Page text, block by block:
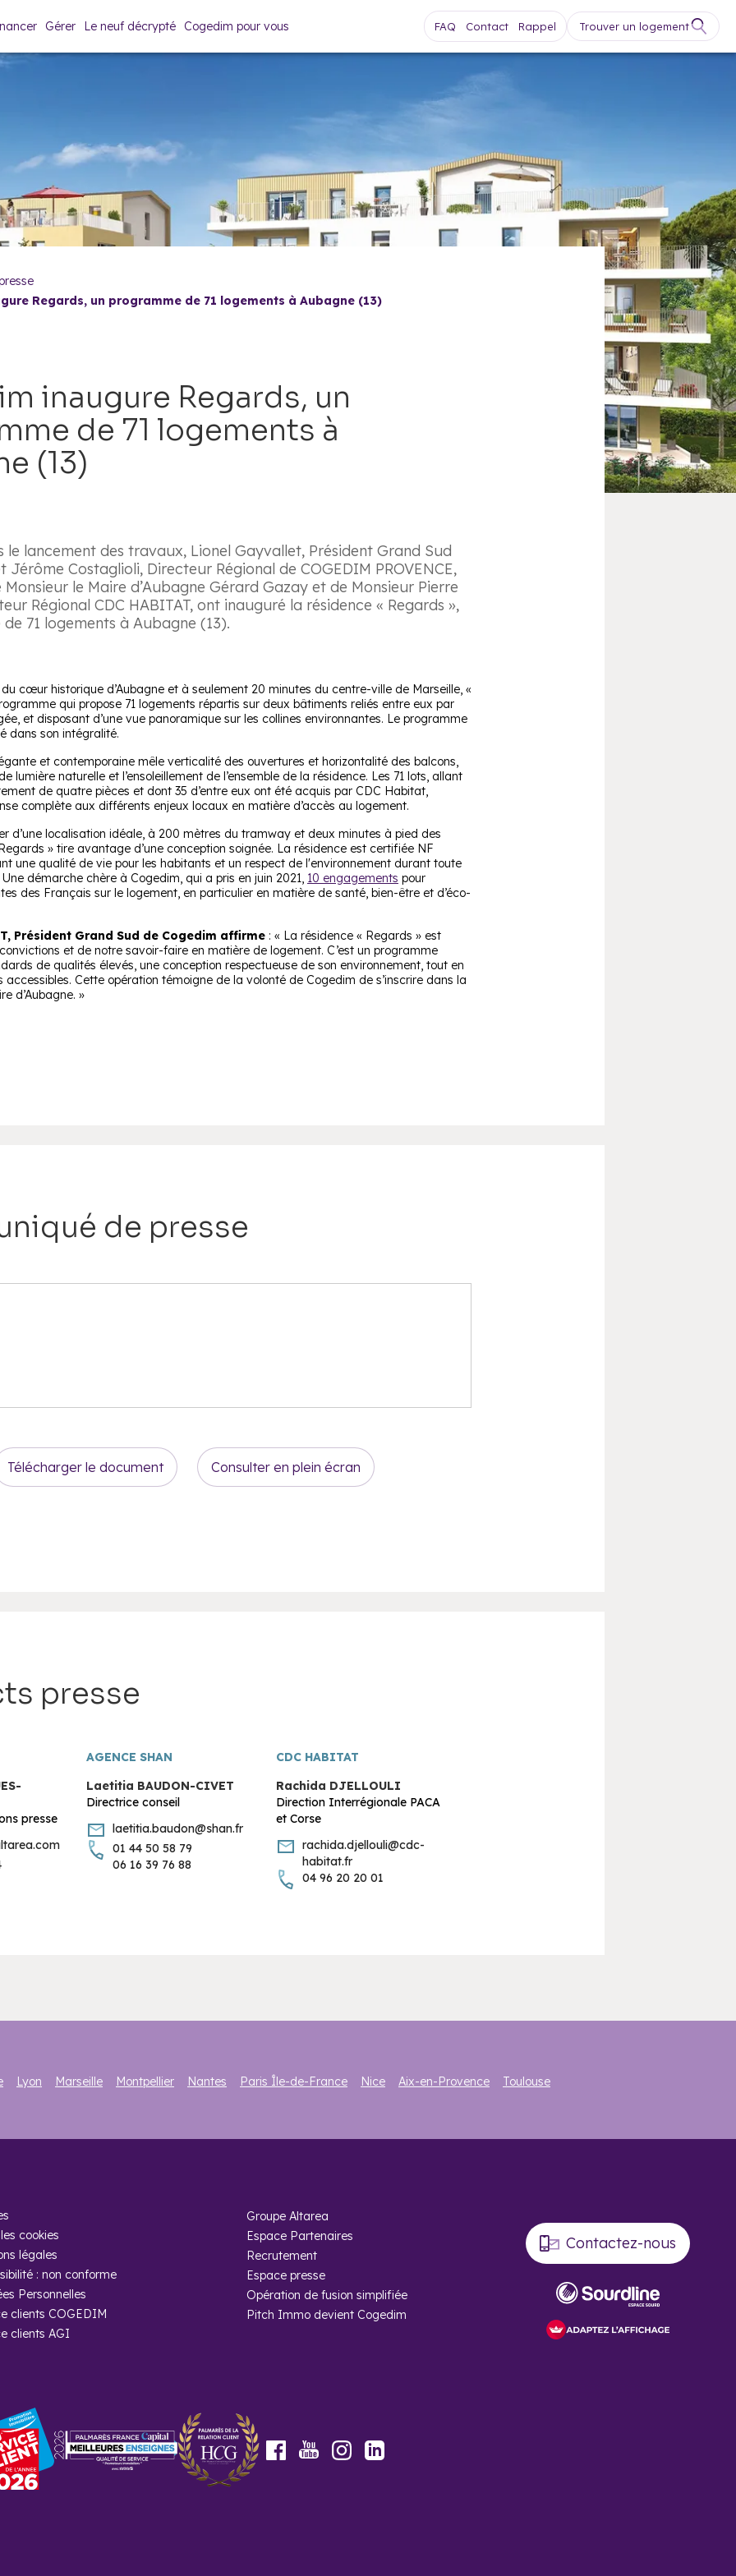
Gérer Le neuf décrypté Cogedim pour vous FAQ Contact Rappel Trouver un logement
Regards, un programme de 71 logements à Aubagne (13)
inaugure Regards, un
de 71 logements à
(13)
le lancement des travaux, Lionel Gayvallet, Président Grand Sud
Jérôme Costaglioli, Directeur Régional de COGEDIM PROVENCE,
le Maire d’Aubagne Gérard Gazay et de Monsieur Pierre
Régional CDC HABITAT, ont inauguré la résidence « Regards »,
71 logements à Aubagne (13).
cœur historique d’Aubagne et à seulement 20 minutes du centre-ville de Marseille, «
qui propose 71 logements répartis sur deux bâtiments reliés entre eux par
et disposant d’une vue panoramique sur les collines environnantes. Le programme
dans son intégralité.
et contemporaine mêle verticalité des ouvertures et horizontalité des balcons,
lumière naturelle et l’ensoleillement de l’ensemble de la résidence. Les 71 lots, allant
de quatre pièces et dont 35 d’entre eux ont été acquis par CDC Habitat,
complète aux différents enjeux locaux en matière d’accès au logement.
d’une localisation idéale, à 200 mètres du tramway et deux minutes à pied des
» tire avantage d’une conception soignée. La résidence est certifiée NF
une qualité de vie pour les habitants et un respect de l'environnement durant toute
démarche chère à Cogedim, qui a pris en juin 2021, 10 engagements pour
des Français sur le logement, en particulier en matière de santé, bien-être et d’éco-
Président Grand Sud de Cogedim affirme : « La résidence « Regards » est
et de notre savoir-faire en matière de logement. C’est un programme
de qualités élevés, une conception respectueuse de son environnement, tout en
Cette opération témoigne de la volonté de Cogedim de s’inscrire dans la
d’Aubagne. »
de presse
Télécharger le document Consulter en plein écran
presse
presse
AGENCE SHAN
Laetitia BAUDON-CIVET
Directrice conseil
laetitia.baudon@shan.fr
01 44 50 58 79
06 16 39 76 88
CDC HABITAT
Rachida DJELLOULI
Direction Interrégionale PACA
et Corse
rachida.djellouli@cdc-
habitat.fr
04 96 20 20 01
Lyon Marseille Montpellier Nantes Paris Île-de-France Nice Aix-en-Provence Toulouse
Contactez-nous
cookies
légales
: non conforme
Personnelles
clients COGEDIM
clients AGI
Groupe Altarea
Espace Partenaires
Recrutement
Espace presse
Opération de fusion simplifiée
Pitch Immo devient Cogedim
Facebook
YoutubeInstagramLinkedIn